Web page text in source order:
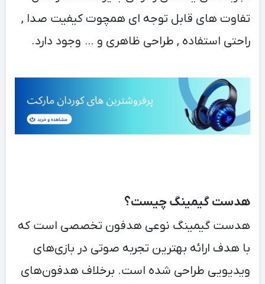
تفاوت های قابل توجه ای همچوت کیفیت صدا ,
راحتی استفاده , طراحی ظاهری و … وجود دارد.
هدست گیمینگ چیست؟
هدست گیمینگ نوعی هدفون تخصصی است که
با هدف ارائه بهترین تجربه صوتی در بازی‌های
ویدیویی طراحی شده است. برخلاف هدفون‌های